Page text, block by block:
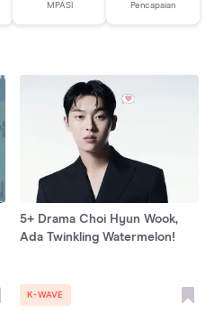
MPASI Pencapaian
5+ Drama Choi Hyun Wook,
Ada Twinkling Watermelon!
K-WAVE